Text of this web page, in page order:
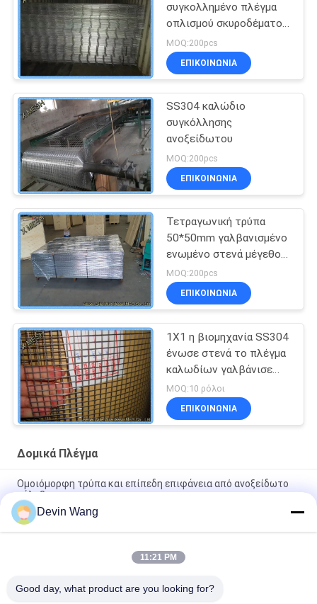
συγκολλημένο πλέγμα
οπλισμού σκυροδέματος
SL62 Αντιδιαβρωτικό
MOQ:200pcs
ΕΠΙΚΟΙΝΩΝΊΑ
SS304 καλώδιο
συγκόλλησης
ανοξείδωτου
MOQ:200pcs
ΕΠΙΚΟΙΝΩΝΊΑ
Τετραγωνική τρύπα
50*50mm γαλβανισμένο
ενωμένο στενά μέγεθος
φύλλων 4.2*0.8 Μ
πλέγματος
MOQ:200pcs
ΕΠΙΚΟΙΝΩΝΊΑ
1X1 η βιομηχανία SS304
ένωσε στενά το πλέγμα
καλωδίων γαλβάνισε
τελειωμένο Eco φιλικό
MOQ:10 ρόλοι
ΕΠΙΚΟΙΝΩΝΊΑ
Δομικά Πλέγμα
Ομοιόμορφη τρύπα και επίπεδη επιφάνεια από ανοξείδωτο
χάλυβα
Δικτυωμένο σύρμα από ανοξείδωτο χάλυβα για κατασκευές
υψηλής ποιότητας
Ανοξείδωτο ατσάλι 304 Συγκολλημένο πλέγμα σύρματος 1/2
Devin Wang
11:21 PM
Good day, what product are you looking for?